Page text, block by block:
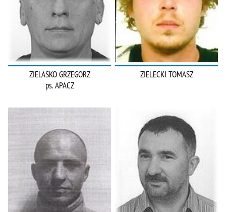
ZIELASKO GRZEGORZ
ps. APACZ
ZIELECKI TOMASZ